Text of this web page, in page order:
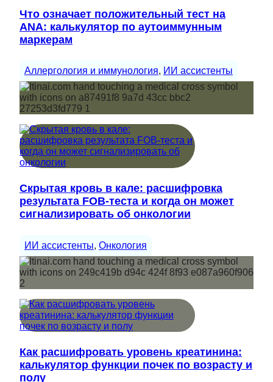
Что означает положительный тест на
ANA: калькулятор по аутоиммунным
маркерам
Аллергология и иммунология, ИИ ассистенты
Скрытая кровь в кале: расшифровка
результата FOB-теста и когда он может
сигнализировать об онкологии
ИИ ассистенты, Онкология
Как расшифровать уровень креатинина:
калькулятор функции почек по возрасту и
полу